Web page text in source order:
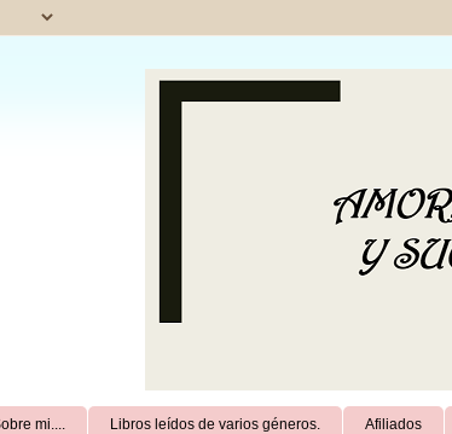
mi.... Libros leídos de varios géneros. Afiliados